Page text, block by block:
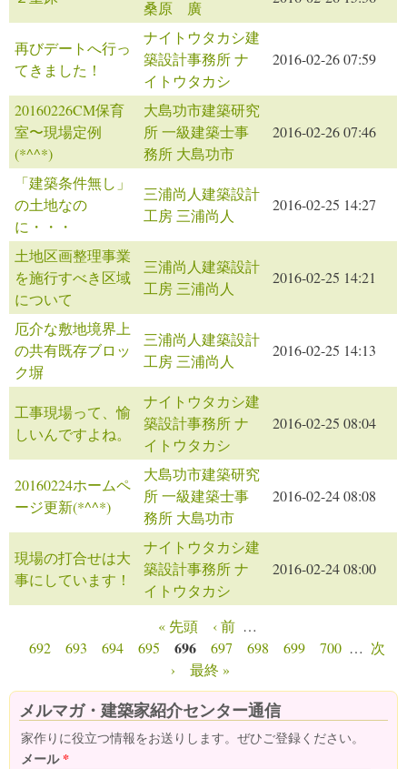
桑原 廣
再びデートへ行っ
てきました！
ナイトウタカシ建
築設計事務所 ナ
イトウタカシ
2016-02-26 07:59
20160226CM保育
室〜現場定例
(*^^*)
大島功市建築研究
所 一級建築士事
務所 大島功市
2016-02-26 07:46
「建築条件無し」
の土地なの
に・・・
三浦尚人建築設計
工房 三浦尚人
2016-02-25 14:27
土地区画整理事業
を施行すべき区域
について
三浦尚人建築設計
工房 三浦尚人
2016-02-25 14:21
厄介な敷地境界上
の共有既存ブロッ
ク塀
三浦尚人建築設計
工房 三浦尚人
2016-02-25 14:13
工事現場って、愉
しいんですよね。
ナイトウタカシ建
築設計事務所 ナ
イトウタカシ
2016-02-25 08:04
20160224ホームペ
ージ更新(*^^*)
大島功市建築研究
所 一級建築士事
務所 大島功市
2016-02-24 08:08
現場の打合せは大
事にしています！
ナイトウタカシ建
築設計事務所 ナ
イトウタカシ
2016-02-24 08:00
ページ « 先頭 ‹ 前 …
692
693 694 695 696 697 698 699 700 … 次
›
最終 »
メルマガ・建築家紹介センター通信
家作りに役立つ情報をお送りします。ぜひご登録ください。
メール*